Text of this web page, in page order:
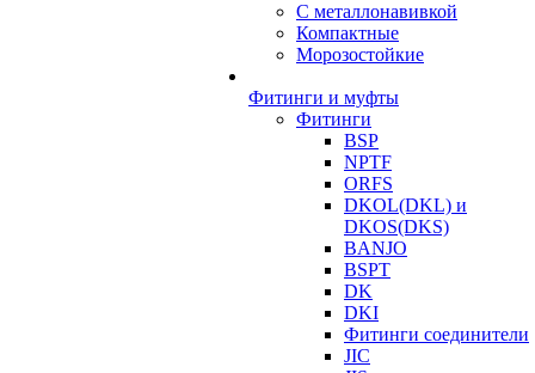
С металлонавивкой
Компактные
Морозостойкие
Фитинги и муфты
Фитинги
BSP
NPTF
ORFS
DKOL(DKL) и
DKOS(DKS)
BANJO
BSPT
DK
DKI
Фитинги соединители
JIC